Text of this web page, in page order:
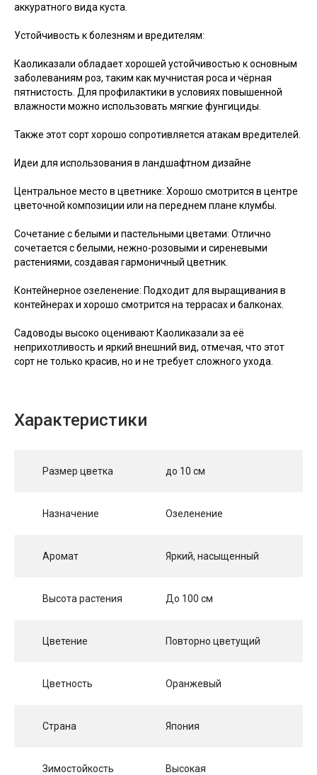
аккуратного вида куста.
Устойчивость к болезням и вредителям:
Каоликазали обладает хорошей устойчивостью к основным
заболеваниям роз, таким как мучнистая роса и чёрная
пятнистость. Для профилактики в условиях повышенной
влажности можно использовать мягкие фунгициды.
Также этот сорт хорошо сопротивляется атакам вредителей.
Идеи для использования в ландшафтном дизайне
Центральное место в цветнике: Хорошо смотрится в центре
цветочной композиции или на переднем плане клумбы.
Сочетание с белыми и пастельными цветами: Отлично
сочетается с белыми, нежно-розовыми и сиреневыми
растениями, создавая гармоничный цветник.
Контейнерное озеленение: Подходит для выращивания в
контейнерах и хорошо смотрится на террасах и балконах.
Садоводы высоко оценивают Каоликазали за её
неприхотливость и яркий внешний вид, отмечая, что этот
сорт не только красив, но и не требует сложного ухода.
Характеристики
Размер цветка до 10 см
Назначение Озеленение
Аромат Яркий, насыщенный
Высота растения До 100 см
Цветение Повторно цветущий
Цветность Оранжевый
Страна Япония
Зимостойкость Высокая